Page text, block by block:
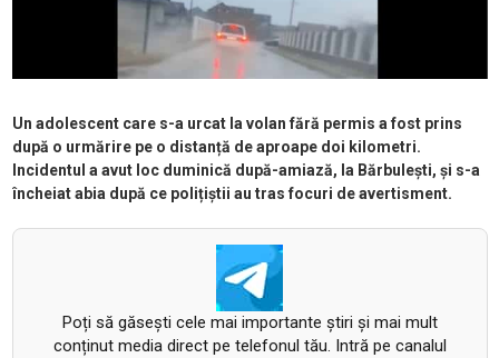
Un adolescent care s-a urcat la volan fără permis a fost prins
după o urmărire pe o distanță de aproape doi kilometri.
Incidentul a avut loc duminică după-amiază, la Bărbulești, și s-a
încheiat abia după ce polițiștii au tras focuri de avertisment.
Poți să găsești cele mai importante știri și mai mult
conținut media direct pe telefonul tău. Intră pe canalul